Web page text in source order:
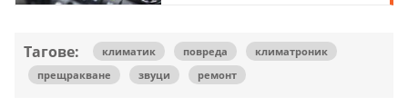
Тагове: климатик повреда
климатроник
прещракване
звуци ремонт